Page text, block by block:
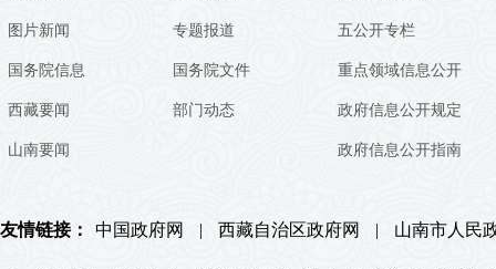
图片新闻
国务院信息
西藏要闻
山南要闻
专题报道
国务院文件
部门动态
五公开专栏
重点领域信息公开
政府信息公开规定
政府信息公开指南
友情链接： 中国政府网 | 西藏自治区政府网 | 山南市人民